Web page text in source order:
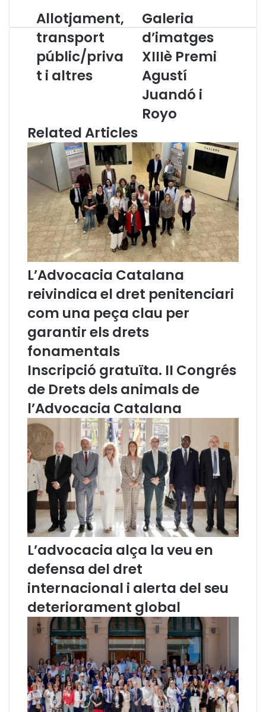
A
l
l
o
t
j
t
n
s
p
o
r
t
p
ú
l
c
/
r
i
v
a
i
a
l
t
r
e
s
Allotjament,
transport
públic/priva
t i altres
G
a
l
e
i
d
a
t
e
s
X
I
I
è
P
r
m
A
u
s
J
u
a
n
ó
i
R
o
y
o
Galeria
d’imatges
XIIIè Premi
Agustí
Juandó i
Royo
Related Articles
L’Advocacia Catalana
reivindica el dret penitenciari
com una peça clau per
garantir els drets
fonamentals
Inscripció gratuïta. II Congrés
de Drets dels animals de
l’Advocacia Catalana
L’advocacia alça la veu en
defensa del dret
internacional i alerta del seu
deteriorament global